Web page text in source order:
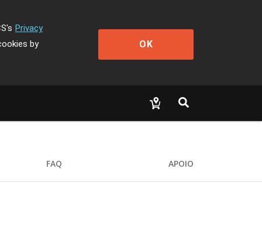
Privacy
by
OK
FAQ APOIO